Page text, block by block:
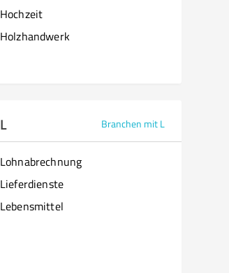
Hochzeit
Holzhandwerk
L Branchen mit L
Lohnabrechnung
Lieferdienste
Lebensmittel